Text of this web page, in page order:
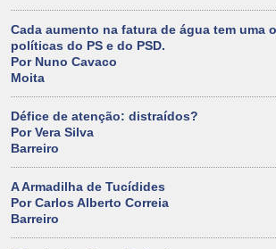
Cada aumento na fatura de água tem uma
políticas do PS e do PSD.
Por Nuno Cavaco
Moita
Défice de atenção: distraídos?
Por Vera Silva
Barreiro
A Armadilha de Tucídides
Por Carlos Alberto Correia
Barreiro